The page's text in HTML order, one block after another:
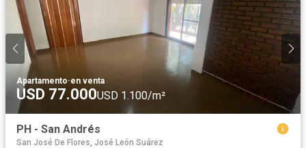
Apartamento·en venta
USD 77.000USD 1.100/m²
PH - San Andrés
San José De Flores, José León Suárez